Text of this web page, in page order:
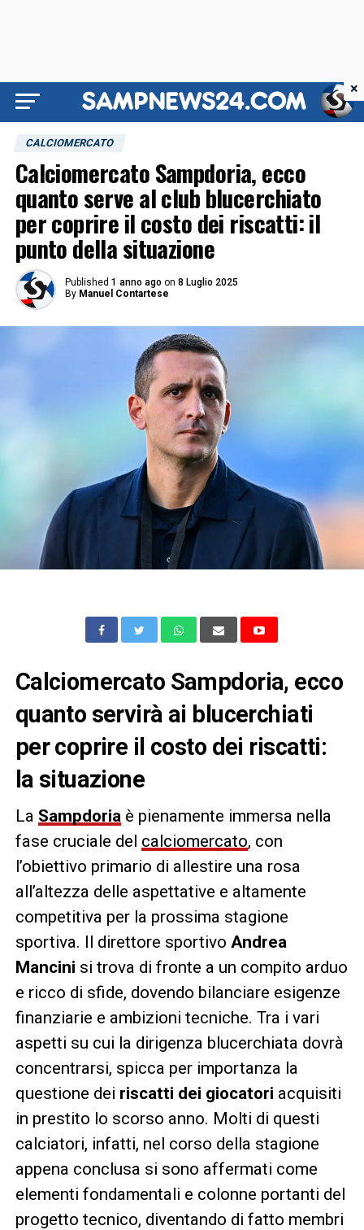
CALCIOMERCATO
Calciomercato Sampdoria, ecco
quanto serve al club blucerchiato
per coprire il costo dei riscatti: il
punto della situazione
Published 1 anno ago on 8 Luglio 2025
By Manuel Contartese
Calciomercato Sampdoria, ecco
quanto servirà ai blucerchiati
per coprire il costo dei riscatti:
la situazione
La Sampdoria è pienamente immersa nella
fase cruciale del calciomercato, con
l’obiettivo primario di allestire una rosa
all’altezza delle aspettative e altamente
competitiva per la prossima stagione
sportiva. Il direttore sportivo Andrea
Mancini si trova di fronte a un compito arduo
e ricco di sfide, dovendo bilanciare esigenze
finanziarie e ambizioni tecniche. Tra i vari
aspetti su cui la dirigenza blucerchiata dovrà
concentrarsi, spicca per importanza la
questione dei riscatti dei giocatori acquisiti
in prestito lo scorso anno. Molti di questi
calciatori, infatti, nel corso della stagione
appena conclusa si sono affermati come
elementi fondamentali e colonne portanti del
progetto tecnico, diventando di fatto membri
×